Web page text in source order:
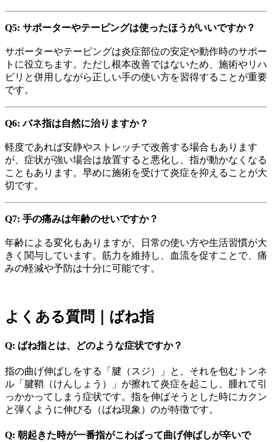
Q5: サポーターやテーピングは使ったほうがいいですか？
サポーターやテーピングは炎症部位の安定や動作時のサポー
トに役立ちます。ただし根本改善ではないため、施術やリハ
ビリと併用しながら正しい手の使い方を習得することが重要
です。
Q6: バネ指は自然に治りますか？
軽度であれば安静やストレッチで改善する場合もあります
が、症状が強い場合は放置すると悪化し、指が動かなくなる
こともあります。早めに施術を受けて炎症を抑えることが大
切です。
Q7: 手の痛みは年齢のせいですか？
年齢による変化もありますが、日常の使い方や生活習慣が大
きく関与しています。筋力を維持し、血流を促すことで、痛
みの軽減や予防は十分に可能です。
よくある質問｜ばね指
Q: ばね指とは、どのような症状ですか？
指の曲げ伸ばしをする「腱（スジ）」と、それを包むトンネ
ル「腱鞘（けんしょう）」が擦れて炎症を起こし、腫れて引
っかかってしまう症状です。指を伸ばそうとした時にカクン
と弾くように伸びる（ばね現象）のが特徴です。
Q: 朝起きた時が一番指がこわばって曲げ伸ばしが辛いで